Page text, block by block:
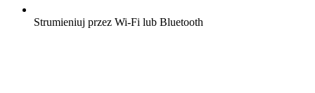
Strumieniuj przez Wi-Fi lub Bluetooth